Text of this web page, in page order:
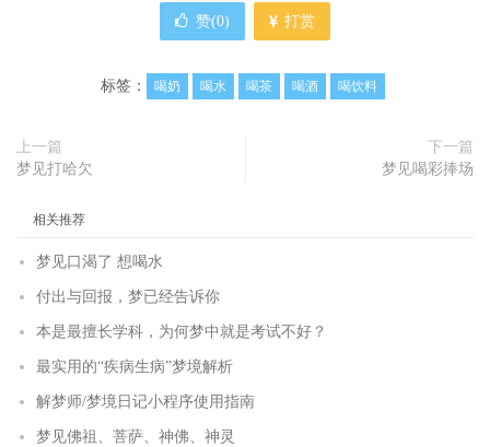
赞(0) 打赏
标签： 喝奶 喝水 喝茶 喝酒 喝饮料
上一篇
梦见打哈欠
下一篇
梦见喝彩捧场
相关推荐
梦见口渴了 想喝水
付出与回报，梦已经告诉你
本是最擅长学科，为何梦中就是考试不好？
最实用的“疾病生病”梦境解析
解梦师/梦境日记小程序使用指南
梦见佛祖、菩萨、神佛、神灵